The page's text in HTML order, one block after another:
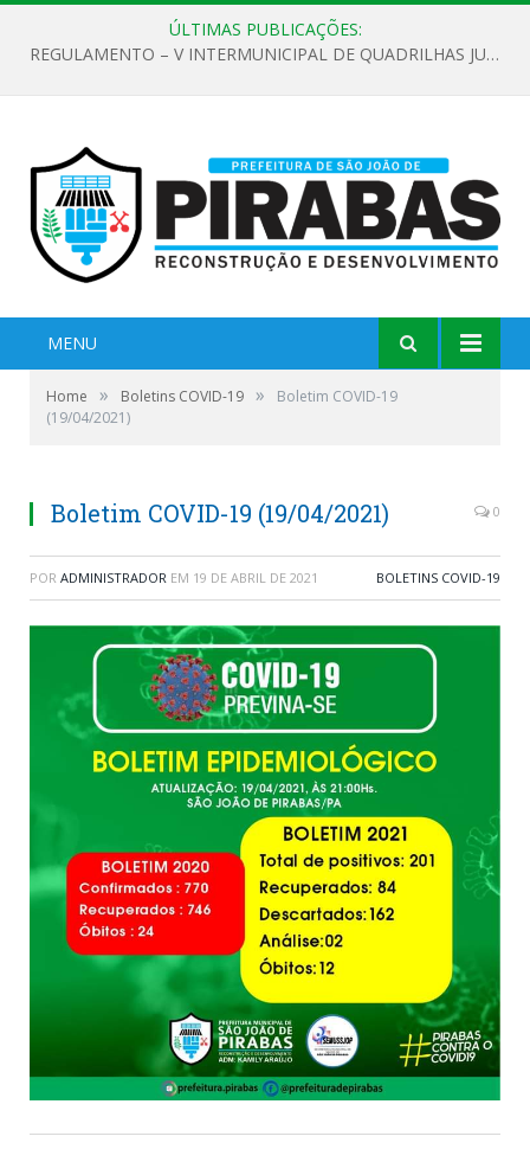
ÚLTIMAS PUBLICAÇÕES:
REGULAMENTO – V INTERMUNICIPAL DE QUADRILHAS JUNINAS 2026
MENU
Home » Boletins COVID-19 »
Boletim COVID-19
(19/04/2021)
Boletim COVID-19 (19/04/2021) 0
POR ADMINISTRADOR EM 19 DE ABRIL DE 2021 BOLETINS COVID-19